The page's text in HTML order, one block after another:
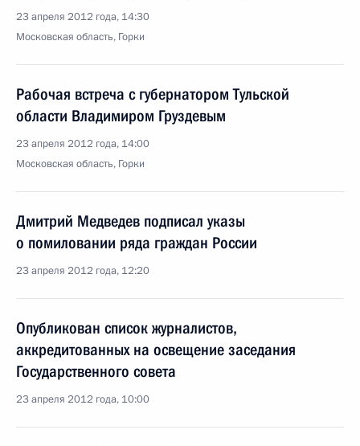
23 апреля 2012 года, 14:30
Московская область, Горки
Рабочая встреча с губернатором Тульской
области Владимиром Груздевым
23 апреля 2012 года, 14:00
Московская область, Горки
Дмитрий Медведев подписал указы
о помиловании ряда граждан России
23 апреля 2012 года, 12:20
Опубликован список журналистов,
аккредитованных на освещение заседания
Государственного совета
23 апреля 2012 года, 10:00